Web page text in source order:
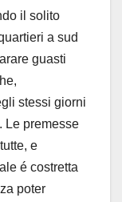
il solito
a sud
guasti
stessi giorni
Le premesse
e
é costretta
poter